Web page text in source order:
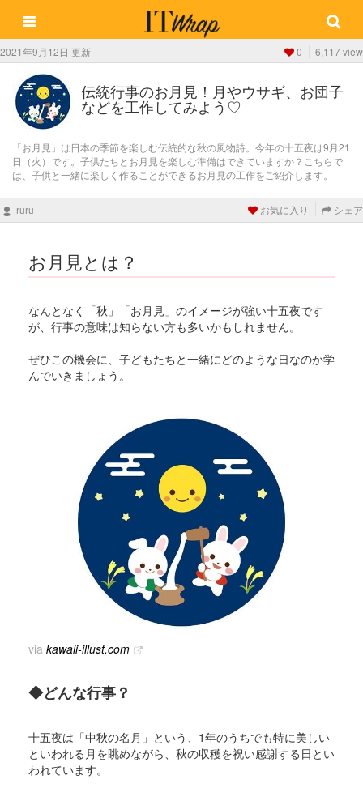
2021年9月12日 更新 0 6,117 view
伝統行事のお月見！月やウサギ、お団子
などを工作してみよう♡
「お月見」は日本の季節を楽しむ伝統的な秋の風物詩。今年の十五夜は9月21
日（火）です。子供たちとお月見を楽しむ準備はできていますか？こちらで
は、子供と一緒に楽しく作ることができるお月見の工作をご紹介します。
ruru お気に入り シェア
お月見とは？
なんとなく「秋」「お月見」のイメージが強い十五夜です
が、行事の意味は知らない方も多いかもしれません。
ぜひこの機会に、子どもたちと一緒にどのような日なのか学
んでいきましょう。
via kawaii-illust.com
◆どんな行事？
十五夜は「中秋の名月」という、1年のうちでも特に美しい
といわれる月を眺めながら、秋の収穫を祝い感謝する日とい
われています。